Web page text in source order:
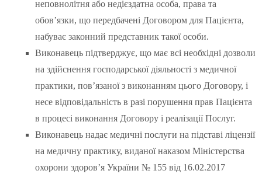
неповнолітня або недієздатна особа, права та
обов’язки, що передбачені Договором для Пацієнта,
набуває законний представник такої особи.
Виконавець підтверджує, що має всі необхідні дозволи
на здійснення господарської діяльності з медичної
практики, пов’язаної з виконанням цього Договору, і
несе відповідальність в разі порушення прав Пацієнта
в процесі виконання Договору і реалізації Послуг.
Виконавець надає медичні послуги на підставі ліцензії
на медичну практику, виданої наказом Міністерства
охорони здоров’я України № 155 від 16.02.2017